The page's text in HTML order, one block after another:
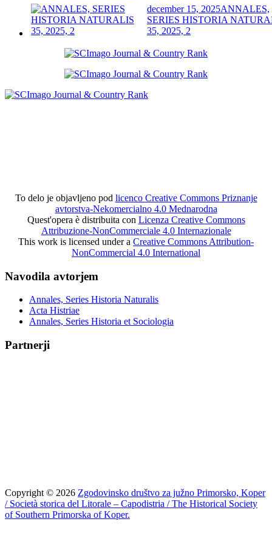
december 15, 2025ANNALES,
SERIES HISTORIA
35, 2025, 2
To delo je objavljeno pod licenco Creative Commons Priznanje
avtorstva-Nekomercialno 4.0 Mednarodna
Quest'opera è distribuita con Licenza Creative Commons
Attribuzione-NonCommerciale 4.0 Internazionale
This work is licensed under a Creative Commons Attribution-
NonCommercial 4.0 International
Navodila avtorjem
Annales, Series Historia Naturalis
Acta Histriae
Annales, Series Historia et Sociologia
Partnerji
Copyright © 2026 Zgodovinsko društvo za južno Primorsko, Koper
/ Società storica del Litorale – Capodistria / The Historical Society
of Southern Primorska of Koper.